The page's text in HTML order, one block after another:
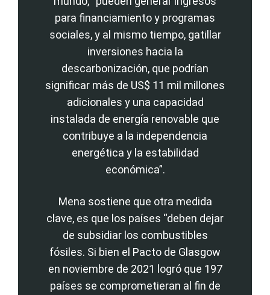
para financiamiento y programas
sociales, y al mismo tiempo, gatillar
inversiones hacia la
descarbonización, que podrían
significar más de US$ 11 mil millones
adicionales y una capacidad
instalada de energía renovable que
contribuye a la independencia
energética y la estabilidad
económica”.
Mena sostiene que otra medida
clave, es que los países “deben dejar
de subsidiar los combustibles
fósiles. Si bien el Pacto de Glasgow
en noviembre de 2021 logró que 197
países se comprometieran al fin de